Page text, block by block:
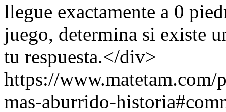
llegue exactamente a 0
juego, determina si existe
tu respuesta.</div>
https://
mas-aburrido-